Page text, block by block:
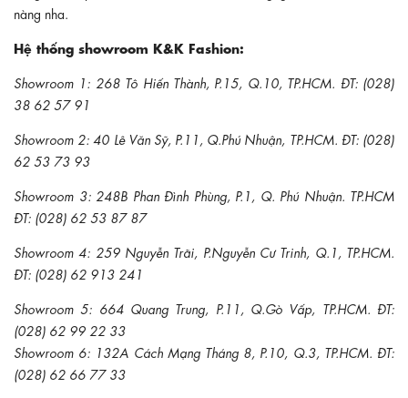
nàng nha.
Hệ thống showroom K&K Fashion:
Showroom 1: 268 Tô Hiến Thành, P.15, Q.10, TP.HCM. ĐT: (028)
38 62 57 91
Showroom 2: 40 Lê Văn Sỹ, P.11, Q.Phú Nhuận, TP.HCM. ĐT: (028)
62 53 73 93
Showroom 3: 248B Phan Đình Phùng, P.1, Q. Phú Nhuận. TP.HCM
ĐT: (028) 62 53 87 87
Showroom 4: 259 Nguyễn Trãi, P.Nguyễn Cư Trinh, Q.1, TP.HCM.
ĐT: (028) 62 913 241
Showroom 5: 664 Quang Trung, P.11, Q.Gò Vấp, TP.HCM. ĐT:
(028) 62 99 22 33
Showroom 6: 132A Cách Mạng Tháng 8, P.10, Q.3, TP.HCM. ĐT:
(028) 62 66 77 33